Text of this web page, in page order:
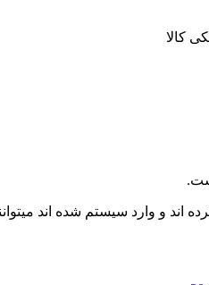
کالا
و وارد سیستم شده اند